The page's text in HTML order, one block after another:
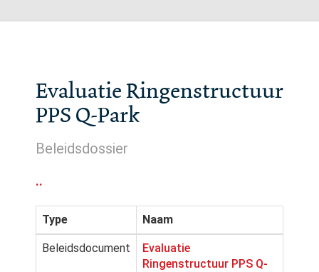
Evaluatie Ringenstructuur
PPS Q-Park
Beleidsdossier
..
Type Naam
Beleidsdocument
Evaluatie
Ringenstructuur PPS Q-